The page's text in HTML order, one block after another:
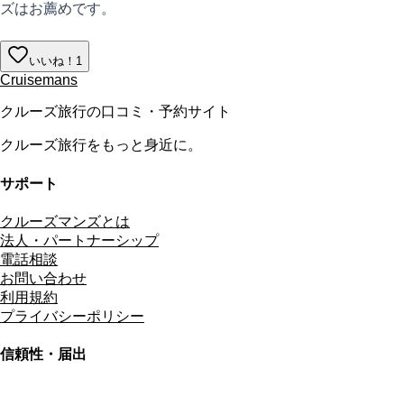
ズはお薦めです。
いいね！ 1
Cruisemans
クルーズ旅行の口コミ・予約サイト
クルーズ旅行をもっと身近に。
サポート
クルーズマンズとは
法人・パートナーシップ
電話相談
お問い合わせ
利用規約
プライバシーポリシー
信頼性・届出